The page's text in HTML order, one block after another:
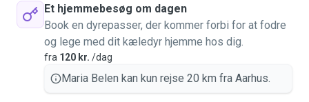
Et hjemmebesøg om dagen
Book en dyrepasser, der kommer forbi for at fodre
og lege med dit kæledyr hjemme hos dig.
fra 120 kr. /dag
Maria Belen kan kun rejse 20 km fra Aarhus.